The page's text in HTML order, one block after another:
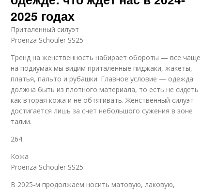
2025 годах
Приталенный силуэт
Proenza Schouler SS25
Тренд на женственность набирает обороты — все чаще
на подиумах мы видим приталенные пиджаки, жакеты,
платья, пальто и рубашки. Главное условие — одежда
должна быть из плотного материала, то есть не сидеть
как вторая кожа и не обтягивать. Женственный силуэт
достигается лишь за счет небольшого сужения в зоне
талии.
264
Кожа
Proenza Schouler SS25
В 2025-м продолжаем носить матовую, лаковую,